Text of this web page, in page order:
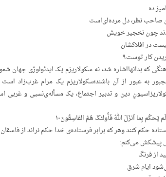
ده‌
صاحب‌ نظر، دل‌ مرده‌ای‌است‌
چون‌ نخجیر خویش‌
در افلاکشان‌
کار توست۹
که‌ بدانهااشاره‌ شد، نه‌ سکولاریزم‌ یک‌ ایدئولوژی‌ جهان‌
به‌ عبور از آن‌ باشند؛سکولاریزم‌ یک‌ مرام‌ غرب‌زاد
دین‌ و تدبیر اجتماع، یک‌ مسأله‌ی‌نسبی‌ و
بِما اَنزَلَ‌ اللهُ‌ فَأُولئکَ‌ هُمُ‌ الفاسِقُونَ۱۰
حکم‌ کنند وهر که‌ برابر فرستاده‌ی‌ خدا حکم‌ نراند از
پیشکش‌ می‌کنم:
از فرنگ‌
ایام‌ شرق‌